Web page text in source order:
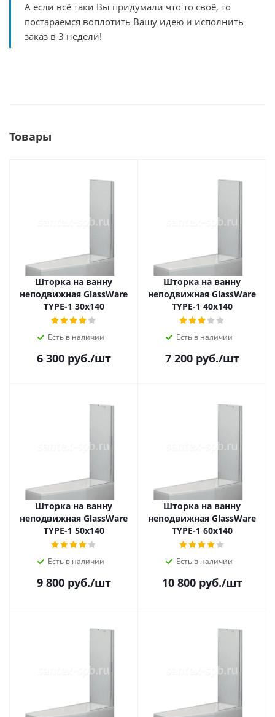
А если всё таки Вы придумали что то своё, то
постараемся воплотить Вашу идею и исполнить
заказ в 3 недели!
Товары
Шторка на ванну
неподвижная GlassWare
TYPE-1 30х140
Есть в наличии
6 300руб./шт
Шторка на ванну
неподвижная GlassWare
TYPE-1 40х140
Есть в наличии
7 200руб./шт
Шторка на ванну
неподвижная GlassWare
TYPE-1 50х140
Есть в наличии
9 800руб./шт
Шторка на ванну
неподвижная GlassWare
TYPE-1 60х140
Есть в наличии
10 800руб./шт